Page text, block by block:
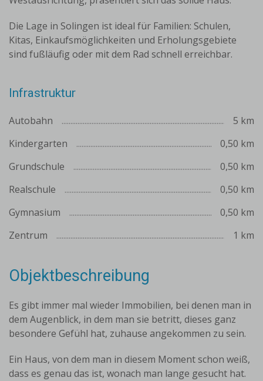
Die Lage in Solingen ist ideal für Familien: Schulen,
Kitas, Einkaufsmöglichkeiten und Erholungsgebiete
sind fußläufig oder mit dem Rad schnell erreichbar.
Infrastruktur
Autobahn
5 km
Kindergarten
0,50 km
Grundschule
0,50 km
Realschule
0,50 km
Gymnasium
0,50 km
Zentrum
1 km
Objektbeschreibung
Es gibt immer mal wieder Immobilien, bei denen man in
dem Augenblick, in dem man sie betritt, dieses ganz
besondere Gefühl hat, zuhause angekommen zu sein.
Ein Haus, von dem man in diesem Moment schon weiß,
dass es genau das ist, wonach man lange gesucht hat.